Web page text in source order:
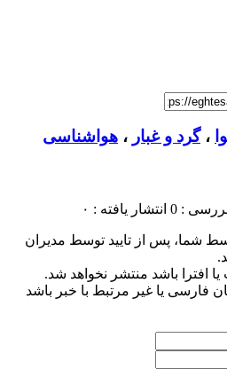
،گرد و غبار ، هواشناسی
: 0 انتشار یافته : ۰
شما، پس از تایید توسط مدیران
افترا باشد منتشر نخواهد شد.
فارسی یا غیر مرتبط با خبر باشد